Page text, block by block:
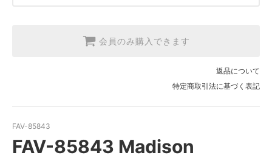
会員のみ購入できます
返品について
特定商取引法に基づく表記
FAV-85843
FAV-85843 Madison